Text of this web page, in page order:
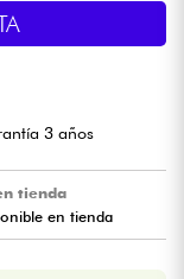
3 años
tienda
en tienda